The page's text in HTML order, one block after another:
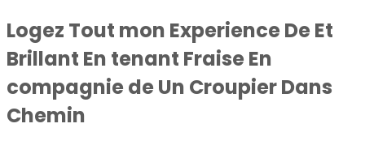
Logez Tout mon Experience De Et
Brillant En tenant Fraise En
compagnie de Un Croupier Dans
Chemin